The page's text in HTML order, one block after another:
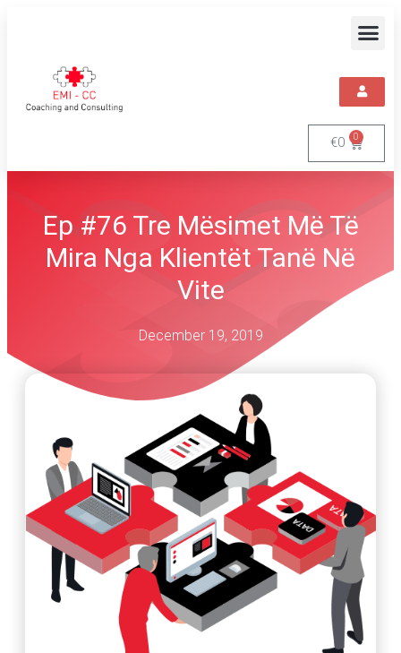
€0 0
Ep #76 Tre Mësimet Më Të
Mira Nga Klientët Tanë Në
Vite
December 19, 2019